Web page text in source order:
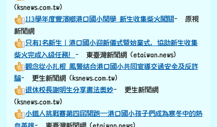
(ksnews.com.tw)
113學年度豐濱鄉港口國小開學 新生收集柴火闖關– 原視
新聞網
只有1名新生｜港口國小迎新儀式暨始業式，協助新生收集
柴火完成入級任務！ – 東臺灣新聞網 (etaiwan.news)
觀念從小扎根 鳳警結合港口國小共同宣導交通安全及反詐
騙– 更生新聞網 (ksnews.com.tw)
退休校長謝明生分享書法奧妙– 更生新聞網
(ksnews.com.tw)
小鐵人挑戰賽第四屆開跑—港口國小孩子們成為寒冬中的熱
血英雄– 東臺灣新聞網 (etaiwan.news)